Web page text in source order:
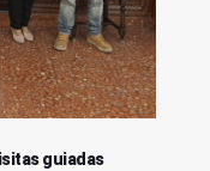
guiadas